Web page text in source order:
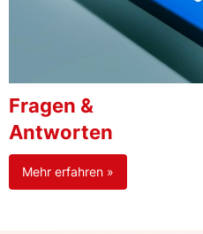
Fragen &
Antworten
Mehr erfahren »